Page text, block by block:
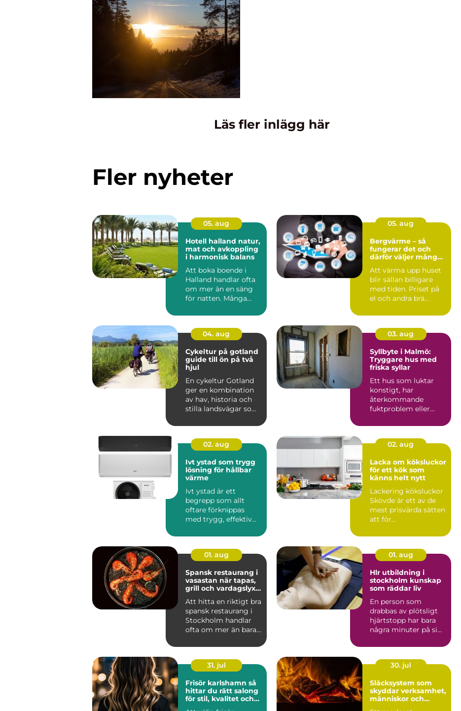
Läs fler inlägg här
Fler nyheter
05. aug
Hotell halland natur,
mat och avkoppling
i harmonisk balans
Att boka boende i
Halland handlar ofta
om mer än en säng
för natten. Många
n...
05. aug
Bergvärme – så
fungerar det och
därför väljer många
Att värma upp huset
blir sällan billigare
med tiden. Priset på
el och andra brä...
04. aug
Cykeltur på gotland
guide till ön på två
hjul
En cykeltur Gotland
ger en kombination
av hav, historia och
stilla landsvägar som
03. aug
Syllbyte i Malmö:
Tryggare hus med
friska syllar
Ett hus som luktar
konstigt, har
återkommande
fuktproblem eller
inomhusbesvär kan...
02. aug
Ivt ystad som trygg
lösning för hållbar
värme
Ivt ystad är ett
begrepp som allt
oftare förknippas
med trygg, effektiv
sydliga ...
02. aug
Lacka om köksluckor
för ett kök som
känns helt nytt
Lackering köksluckor
Skövde är ett av de
mest prisvärda sätten
att för...
01. aug
Spansk restaurang i
vasastan när tapas,
grill och vardagslyx
Att hitta en riktigt bra
spansk restaurang i
Stockholm handlar
ofta om mer än bara
01. aug
Hlr utbildning i
stockholm kunskap
som räddar liv
En person som
drabbas av plötsligt
hjärtstopp har bara
några minuter på sig.
hinner...
31. jul
Frisör karlshamn så
hittar du rätt salong
för stil, kvalitet och
30. jul
Släcksystem som
skyddar verksamhet,
människor och